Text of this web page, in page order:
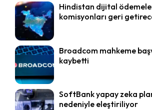
Hindistan dijital
komisyonları geri
Broadcom mahkeme
kaybetti
SoftBank yapay zeka
nedeniyle eleştiriliyor